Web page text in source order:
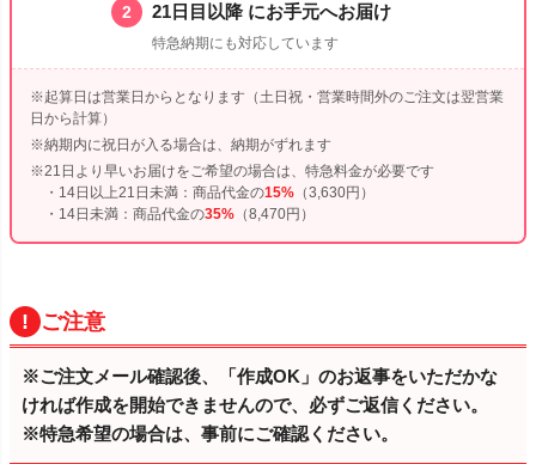
2 21日目以降 にお手元へお届け
特急納期にも対応しています
※起算日は営業日からとなります（土日祝・営業時間外のご注文は翌営業
日から計算）
※納期内に祝日が入る場合は、納期がずれます
※21日より早いお届けをご希望の場合は、特急料金が必要です
・14日以上21日未満：商品代金の15% （3,630円）
・14日未満：商品代金の35% （8,470円）
ご注意
※ご注文メール確認後、「作成OK」のお返事をいただかな
ければ作成を開始できませんので、必ずご返信ください。
※特急希望の場合は、事前にご確認ください。